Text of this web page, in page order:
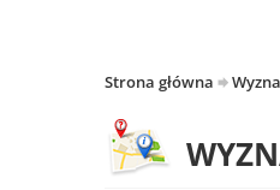
Strona główna